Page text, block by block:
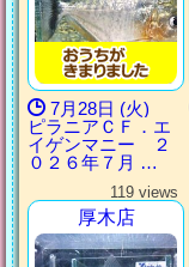
7月28日 (火)
ピラニアＣＦ．エ
イゲンマニー ２
０２６年７月 …
119 views
厚木店